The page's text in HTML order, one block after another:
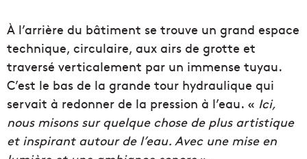
À l’arrière du bâtiment se trouve un grand espace
technique, circulaire, aux airs de grotte et
traversé verticalement par un immense tuyau.
C’est le bas de la grande tour hydraulique qui
servait à redonner de la pression à l’eau. « Ici,
nous misons sur quelque chose de plus artistique
et inspirant autour de l’eau. Avec une mise en